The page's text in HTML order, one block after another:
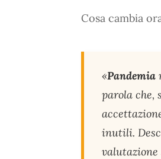
Cosa cambia
«Pandemia
parola che,
inutili.